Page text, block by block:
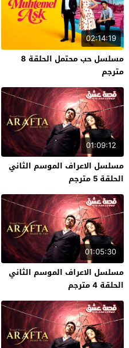
02:14:19
مسلسل حب محتمل الحلقة 8
مترجم
01:09:12
مسلسل الاعراف الموسم الثاني
الحلقة 5 مترجم
01:05:30
مسلسل الاعراف الموسم الثاني
الحلقة 4 مترجم